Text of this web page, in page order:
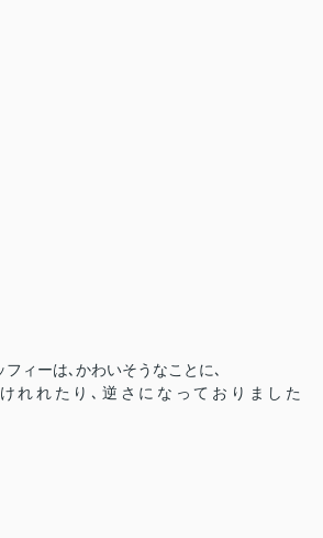
ィーは､かわいそうなことに､
れれたり､逆さになっておりました